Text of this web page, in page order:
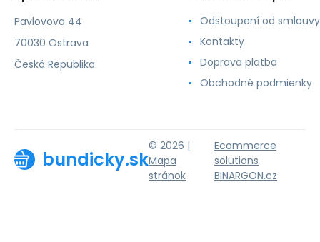
Pavlovova 44
70030 Ostrava
Česká Republika
Odstoupení od smlouvy
Kontakty
Doprava platba
Obchodné podmienky
bundicky.sk
© 2026 |
Mapa
stránok
Ecommerce
solutions
BINARGON.cz